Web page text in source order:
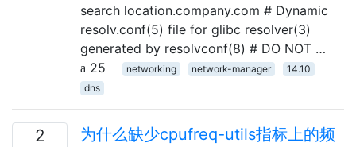
search location.company.com # Dynamic
resolv.conf(5) file for glibc resolver(3)
generated by resolvconf(8) # DO NOT …
25
networking network-manager
14.10
dns
2
为什么缺少cpufreq-utils指标上的频